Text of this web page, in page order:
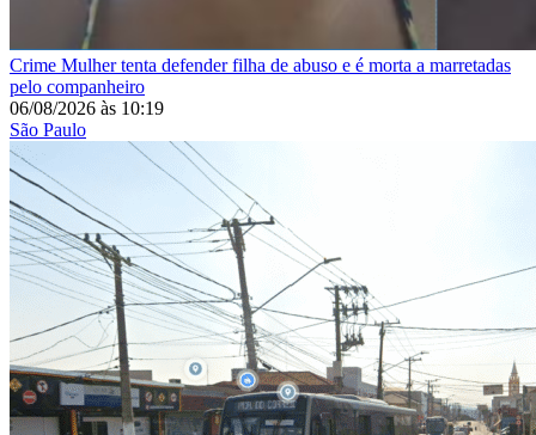
Crime Mulher tenta defender filha de abuso e é morta a marretadas
pelo companheiro
06/08/2026 às 10:19
São Paulo